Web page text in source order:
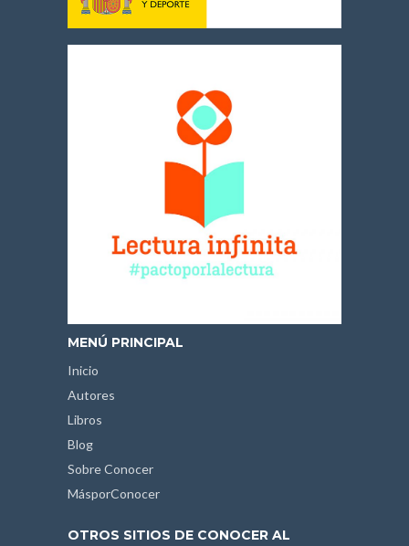
MENÚ PRINCIPAL
Inicio
Autores
Libros
Blog
Sobre Conocer
MásporConocer
OTROS SITIOS DE CONOCER AL